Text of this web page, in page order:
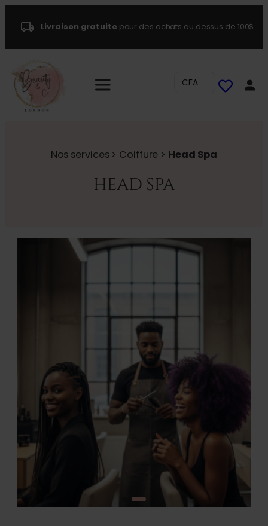
Livraison gratuitepour des achats au dessus de 100$
CFA
Nos services > Coiffure > Head Spa
HEAD SPA